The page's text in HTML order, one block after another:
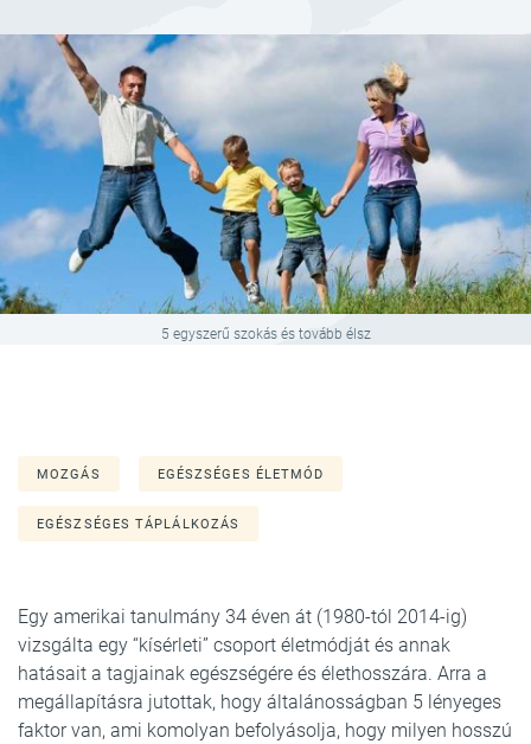
5 egyszerű szokás és tovább élsz
MOZGÁS EGÉSZSÉGES ÉLETMÓD
EGÉSZSÉGES TÁPLÁLKOZÁS
Egy amerikai tanulmány 34 éven át (1980-tól 2014-ig)
vizsgálta egy “kísérleti” csoport életmódját és annak
hatásait a tagjainak egészségére és élethosszára. Arra a
megállapításra jutottak, hogy általánosságban 5 lényeges
faktor van, ami komolyan befolyásolja, hogy milyen hosszú